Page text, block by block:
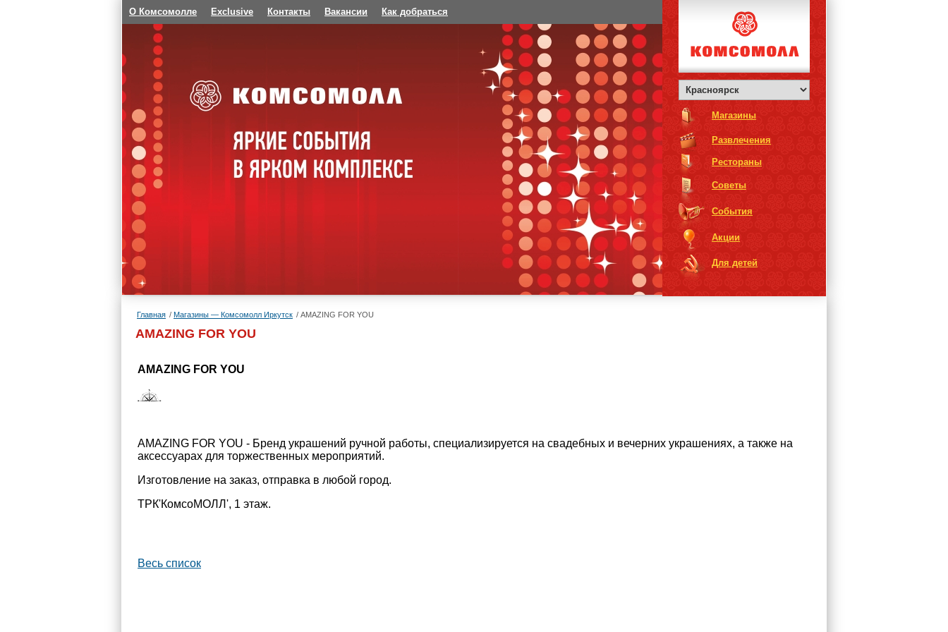
О Комсомолле Exclusive Контакты Вакансии Как добраться
Магазины
Развлечения
Рестораны
Советы
События
Акции
Для детей
Главная Магазины — Комсомолл Иркутск AMAZING FOR YOU
AMAZING FOR YOU
AMAZING FOR YOU
AMAZING FOR YOU - Бренд украшений ручной работы, специализируется на свадебных и вечерних украшениях, а также на
аксессуарах для торжественных мероприятий.
Изготовление на заказ, отправка в любой город.
ТРК'КомсоМОЛЛ', 1 этаж.
Весь список